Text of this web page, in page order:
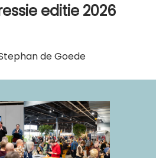
editie 2026
de Goede